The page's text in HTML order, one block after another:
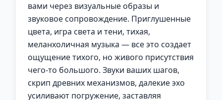
вами через визуальные образы и
звуковое сопровождение. Приглушенные
цвета, игра света и тени, тихая,
меланхоличная музыка — все это создает
ощущение тихого, но живого присутствия
чего-то большого. Звуки ваших шагов,
скрип древних механизмов, далекие эхо
усиливают погружение, заставляя